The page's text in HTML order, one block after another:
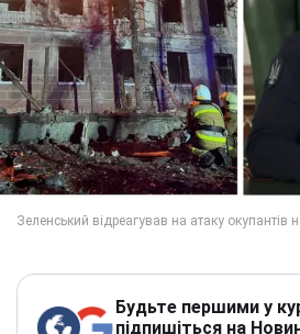
Будьте першими у
підпишіться на